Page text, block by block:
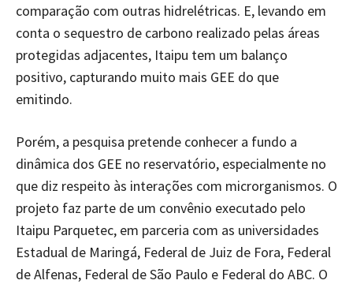
comparação com outras hidrelétricas. E, levando em
conta o sequestro de carbono realizado pelas áreas
protegidas adjacentes, Itaipu tem um balanço
positivo, capturando muito mais GEE do que
emitindo.
Porém, a pesquisa pretende conhecer a fundo a
dinâmica dos GEE no reservatório, especialmente no
que diz respeito às interações com microrganismos. O
projeto faz parte de um convênio executado pelo
Itaipu Parquetec, em parceria com as universidades
Estadual de Maringá, Federal de Juiz de Fora, Federal
de Alfenas, Federal de São Paulo e Federal do ABC. O